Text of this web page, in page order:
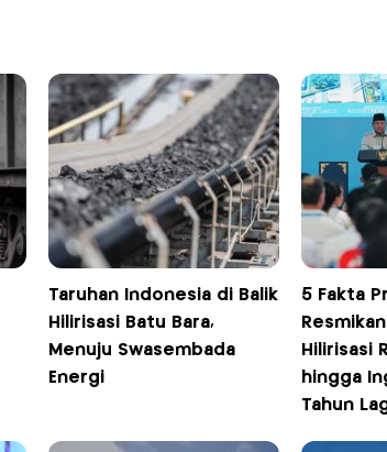
Taruhan Indonesia di Balik
Hilirisasi Batu Bara,
Menuju Swasembada
Energi
5 Fakta
Hilirisasi
hingga
Tahun